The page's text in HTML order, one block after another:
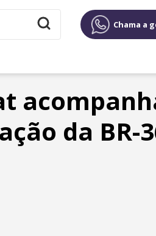
Chama a
da BR-